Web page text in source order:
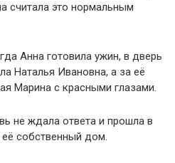
считала это нормальным
Анна готовила ужин, в дверь
Наталья Ивановна, а за её
Марина с красными глазами.
не ждала ответа и прошла в
собственный дом.